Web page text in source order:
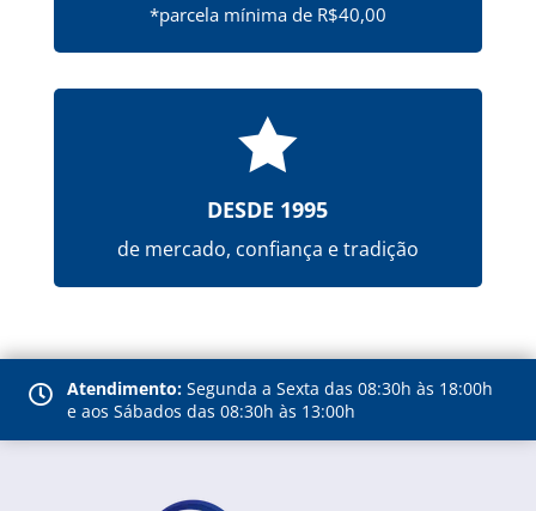
*parcela mínima de R$40,00

DESDE 1995
de mercado, confiança e tradição
 Atendimento: Segunda a Sexta das 08:30h às 18:00h
e aos Sábados das 08:30h às 13:00h